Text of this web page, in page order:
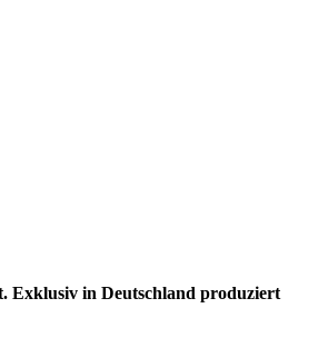
Exklusiv in Deutschland produziert